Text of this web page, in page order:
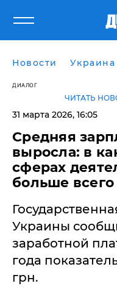
Новости Украина
ДИАЛОГ
ЧИТАТЬ
31 марта 2026, 16:05
Средняя
выросла: в
сферах
больше всего
Украины
заработной
года
грн.